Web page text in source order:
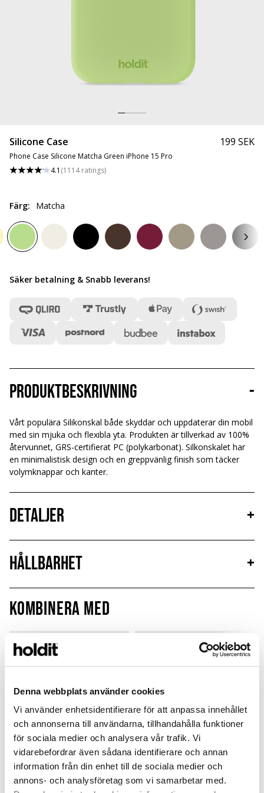
Denna webbplats använder cookies
Vi använder enhetsidentifierare för att anpassa innehållet
och annonserna till användarna, tillhandahålla funktioner
för sociala medier och analysera vår trafik. Vi
vidarebefordrar även sådana identifierare och annan
information från din enhet till de sociala medier och
annons- och analysföretag som vi samarbetar med.
Silicone Case
Phone Case Silicone Matcha Green iPhone 15 Pro
4.1 (1114 ratings)
199 SEK
Färg: Matcha
Säker betalning & Snabb leverans!
Produktbeskrivning -
Vårt populära Silikonskal både skyddar och uppdaterar din mobil
med sin mjuka och flexibla yta. Produkten är tillverkad av 100%
återvunnet, GRS-certifierat PC (polykarbonat). Silkonskalet har
en minimalistisk design och en greppvänlig finish som täcker
volymknappar och kanter.
Detaljer +
Hållbarhet
+
Kombinera med
MagSafe Fit